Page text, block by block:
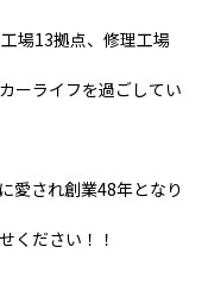
場13拠点、修理工場
ーライフを過ごしてい
愛され創業48年となり
ください！！